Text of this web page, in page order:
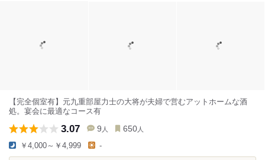
【完全個室有】元九重部屋力士の大将が夫婦で営むアットホームな酒
処。宴会に最適なコース有
3.07 9 人 650 人
￥4,000～￥4,999 -